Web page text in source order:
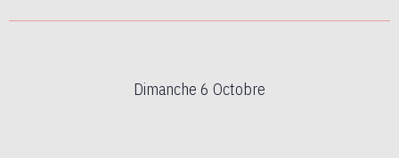
Dimanche 6 Octobre